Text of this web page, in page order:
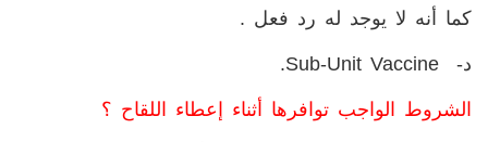
كما أنه لا يوجد له رد فعل .
د- .Sub-Unit Vaccine
الشروط الواجب توافرها أثناء إعطاء اللقاح ؟